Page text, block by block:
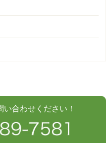
合わせください！